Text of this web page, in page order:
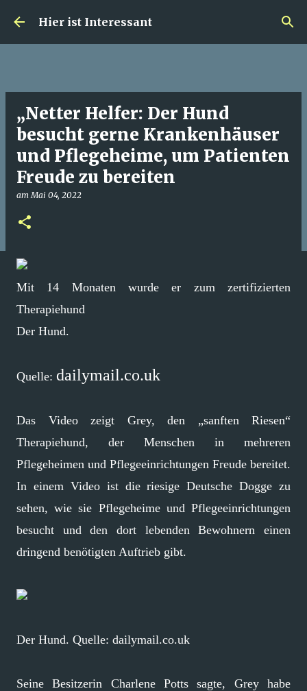
Direkt zum Hauptbereich
Hier ist Interessant
„Netter Helfer: Der Hund
besucht gerne Krankenhäuser
und Pflegeheime, um Patienten
Freude zu bereiten
amMai 04, 2022
Mit 14 Monaten wurde er zum zertifizierten
Therapiehund
Der Hund.
Quelle: dailymail.co.uk
Das Video zeigt Grey, den „sanften Riesen“
Therapiehund, der Menschen in mehreren
Pflegeheimen und Pflegeeinrichtungen Freude bereitet.
In einem Video ist die riesige Deutsche Dogge zu
sehen, wie sie Pflegeheime und Pflegeeinrichtungen
besucht und den dort lebenden Bewohnern einen
dringend benötigten Auftrieb gibt.
Der Hund. Quelle: dailymail.co.uk
Seine Besitzerin Charlene Potts sagte, Grey habe